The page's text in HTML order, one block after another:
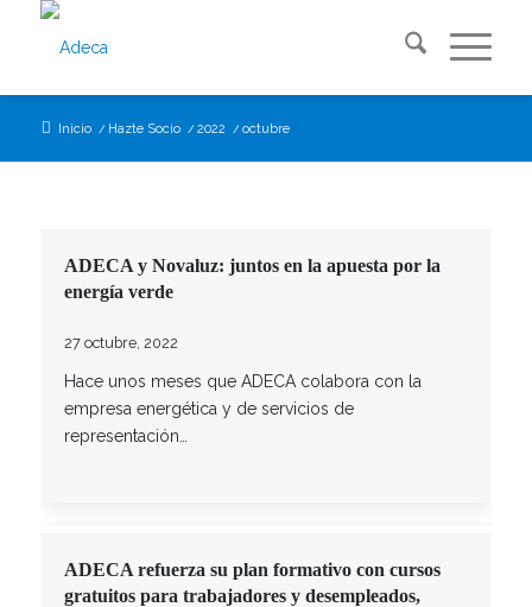
Inicio / Hazte Socio / 2022 / octubre
ADECA y Novaluz: juntos en la apuesta por la
energía verde
27 octubre, 2022
Hace unos meses que ADECA colabora con la
empresa energética y de servicios de
representación…
ADECA refuerza su plan formativo con cursos
gratuitos para trabajadores y desempleados,